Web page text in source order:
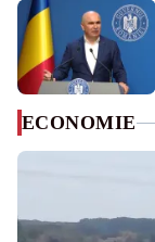
ECONOMIE